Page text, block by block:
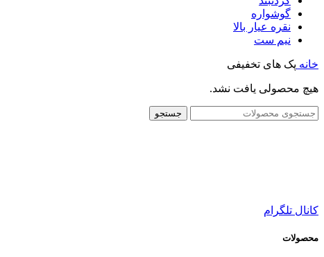
گوشواره
نقره عیار بالا
نیم ست
خانه پک های تخفیفی
هیچ محصولی یافت نشد.
جستجو
کانال تلگرام
محصولات